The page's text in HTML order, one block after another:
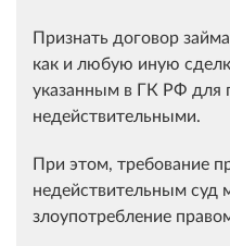
Признать договор
как и любую иную
указанным в ГК РФ для
недействительными.
При этом, требование
недействительным суд
злоупотребление